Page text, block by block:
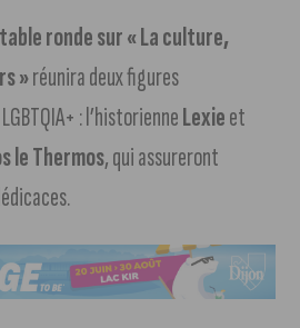
table ronde sur « La culture,
»réunira deux figures
: l’historienneLexieet
le Thermos, qui assureront